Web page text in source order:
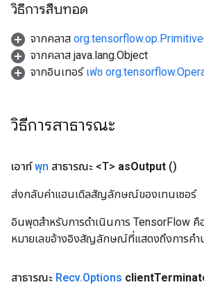
วิธีการสืบทอด
จากคลาส
จากคลาส java.lang.Object
จากอินเทอร์ เฟซ
วิธีการสาธารณะ
เอาท์พุท สาธารณะ <T> asOutput ()
ส่งกลับค่าแฮนเดิลสัญลักษณ์ของเทนเซอร์
อินพุตสำหรับการดำเนินการ TensorFlow
หมายเลขอ้างอิงสัญลักษณ์ที่แสดงถึงการค
สาธารณะ Recv.Options client